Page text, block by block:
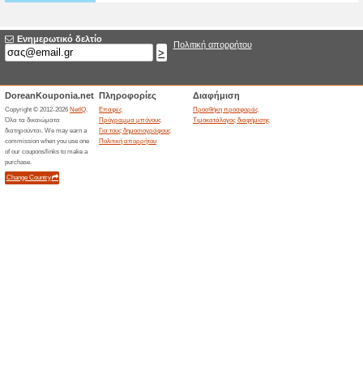
67% Λειτούργησε Ekptoseis
Κάνε κλικ εδώ για να δεις
Μεγάλη Ποικιλία σε